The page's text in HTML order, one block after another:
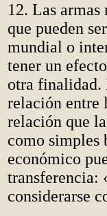
12. Las armas
que pueden
mundial o
tener un
otra finalidad.
relación entre
relación que
como simples
económico
transferencia:
considerarse